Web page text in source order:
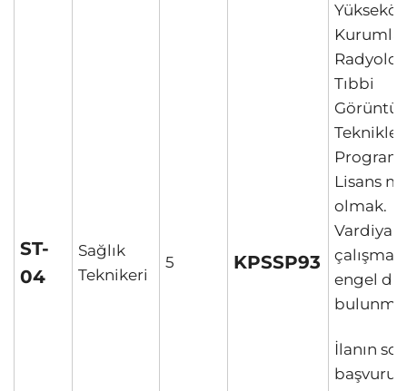
ST-
04
Sağlık
Teknikeri
5 KPSSP93
Tıbbi
Lisans
olmak.
Vardiyalı
engel
İlanın son
başvuru